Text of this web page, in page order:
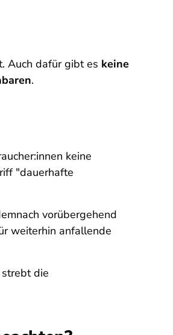
Auch dafür gibt es keine
.
keine
"dauerhafte
vorübergehend
weiterhin anfallende
die